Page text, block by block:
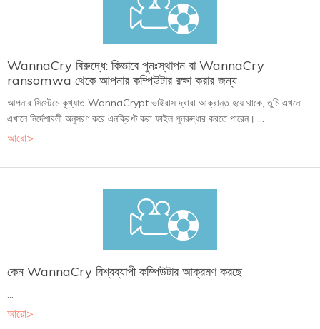
WannaCry বিরুদ্ধে: কিভাবে পুনঃস্থাপন বা WannaCry
ransomwa থেকে আপনার কম্পিউটার রক্ষা করার জন্য
আপনার সিস্টেমে কুখ্যাত WannaCrypt ভাইরাস দ্বারা আক্রান্ত হয়ে থাকে, তুমি এখনো
এখানে নির্দেশাবলী অনুসরণ করে এনক্রিপ্ট করা ফাইল পুনরুদ্ধার করতে পারেন। ...
আরো>
কেন WannaCry বিশ্বব্যাপী কম্পিউটার আক্রমণ করছে
আরো>